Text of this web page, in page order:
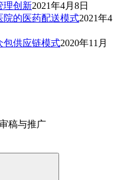
理创新2021年4月8日
院的医药配送模式2021年4
包供应链模式2020年11月
稿与推广